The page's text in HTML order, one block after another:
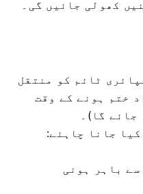
کھولی جائیں گی۔
ٹائم کو منتقل
ختم ہونے کے وقت
گا)۔
جانا چاہئے:
سے باہر ہونی